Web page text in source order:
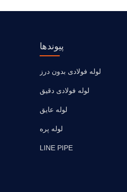
پیوندها
لوله فولادی بدون درز
لوله فولادی دقیق
لوله عایق
لوله پره
LINE PIPE